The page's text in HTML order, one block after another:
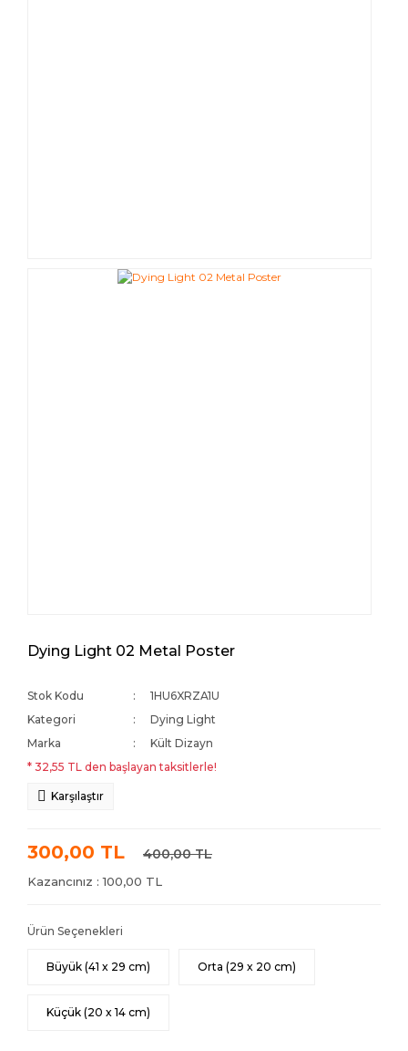
Dying Light 02 Metal Poster
Stok Kodu
1HU6XRZA1U
Kategori
Dying Light
Marka
Kült Dizayn
* 32,55 TL den başlayan taksitlerle!
Karşılaştır
300,00 TL 400,00 TL
Kazancınız : 100,00 TL
Ürün Seçenekleri
Büyük (41 x 29 cm) Orta (29 x 20 cm)
Küçük (20 x 14 cm)